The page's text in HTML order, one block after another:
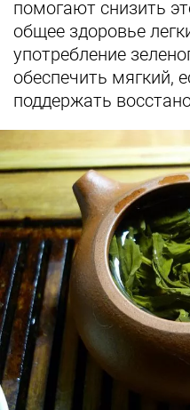
помогают снизить
общее здоровье
употребление
обеспечить мягкий,
поддержать